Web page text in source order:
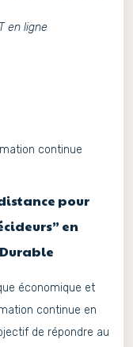
en ligne
continue
pour
en
économique et
continue en
de répondre au